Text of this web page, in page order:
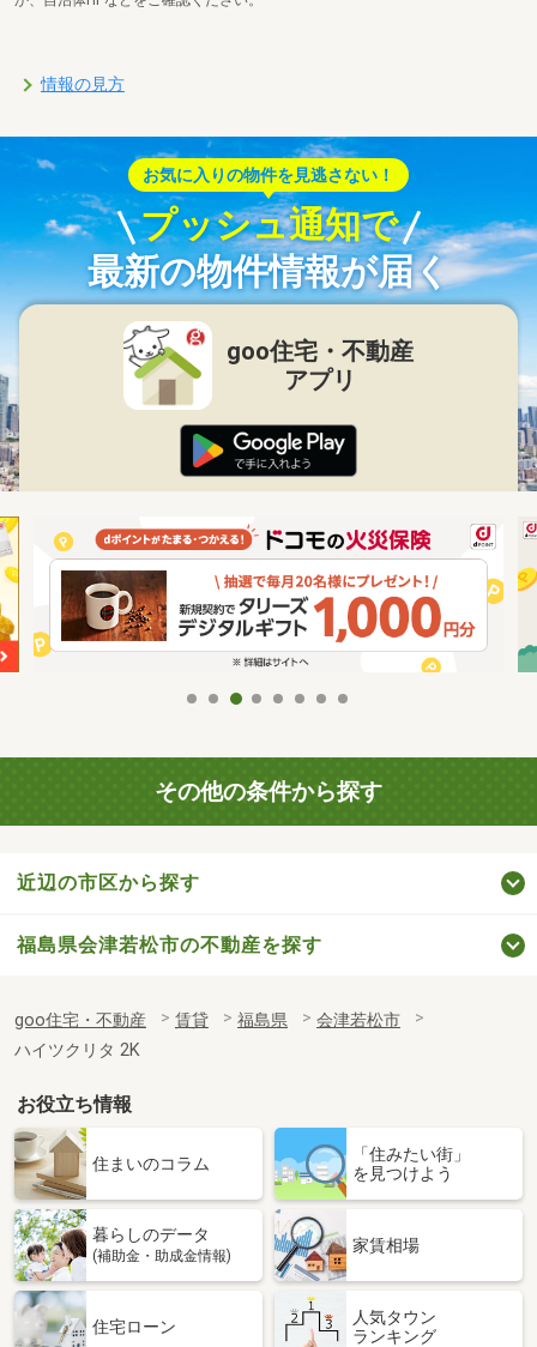
情報の見方
お気に入りの物件を見逃さない！
プッシュ通知で
最新の物件情報が届く
goo住宅・不動産
アプリ
その他の条件から探す
近辺の市区から探す
福島県会津若松市の不動産を探す
goo住宅・不動産 賃貸 福島県
会津若松市
ハイツクリタ 2K
お役立ち情報
住まいのコラム
「住みたい街」
を見つけよう
暮らしのデータ
(補助金・助成金情報)
家賃相場
住宅ローン
人気タウン
ランキング